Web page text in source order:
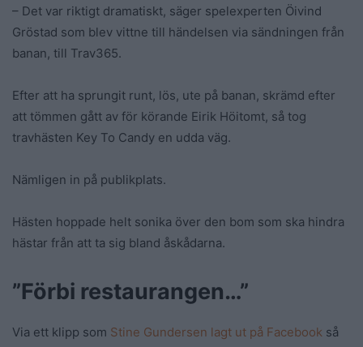
– Det var riktigt dramatiskt, säger spelexperten Öivind
Gröstad som blev vittne till händelsen via sändningen från
banan, till Trav365.
Efter att ha sprungit runt, lös, ute på banan, skrämd efter
att tömmen gått av för körande Eirik Höitomt, så tog
travhästen Key To Candy en udda väg.
Nämligen in på publikplats.
Hästen hoppade helt sonika över den bom som ska hindra
hästar från att ta sig bland åskådarna.
”Förbi restaurangen…”
Via ett klipp som Stine Gundersen lagt ut på Facebook så